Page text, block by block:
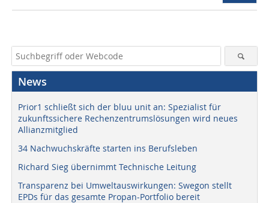
News
Prior1 schließt sich der bluu unit an: Spezialist für
zukunftssichere Rechenzentrumslösungen wird neues
Allianzmitglied
34 Nachwuchskräfte starten ins Berufsleben
Richard Sieg übernimmt Technische Leitung
Transparenz bei Umweltauswirkungen: Swegon stellt
EPDs für das gesamte Propan-Portfolio bereit